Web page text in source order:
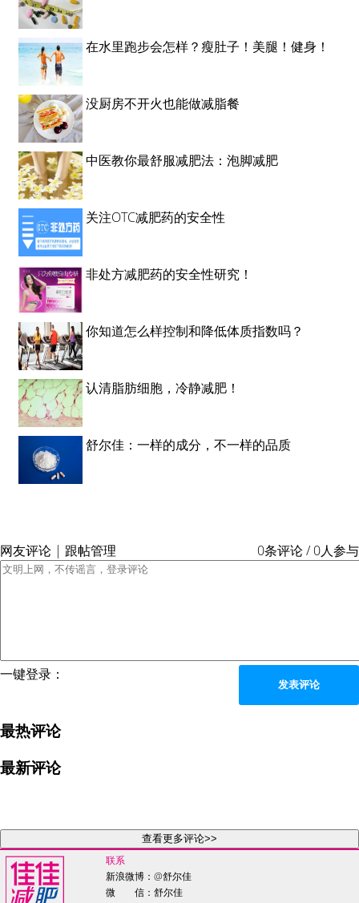
在水里跑步会怎样？瘦肚子！美腿！健身！
没厨房不开火也能做减脂餐
中医教你最舒服减肥法：泡脚减肥
关注OTC减肥药的安全性
非处方减肥药的安全性研究！
你知道怎么样控制和降低体质指数吗？
认清脂肪细胞，冷静减肥！
舒尔佳：一样的成分，不一样的品质
网友评论 | 跟帖管理 0条评论 / 0人参与
一键登录：
发表评论
最热评论
最新评论
查看更多评论>>
联系
新浪微博： @舒尔佳
微 信：舒尔佳